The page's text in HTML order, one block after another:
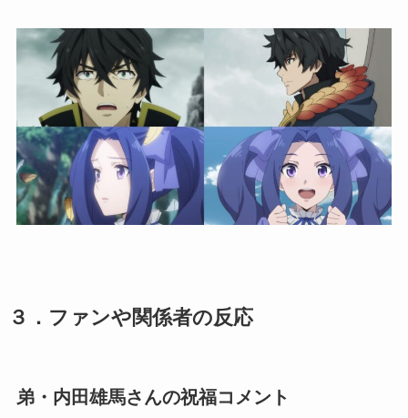
３．ファンや関係者の反応
弟・内田雄馬さんの祝福コメント